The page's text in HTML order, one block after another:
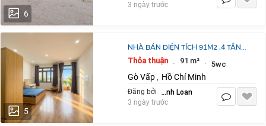
6
3 ngày trước
5
NHÀ BÁN DIỆN TÍCH 91M2 ,4 TẦNG,
4 PHÒNG NGỦ LỚN, 5WC, QUANG
TRUNG THỐNG NHẤT, NỞ HẬU TÀI
LỘC, 8.5
Thỏa thuận · 91 m² · 5wc
Gò Vấp , Hồ Chí Minh
Đăng bởi Võ Thanh Loan
3 ngày trước